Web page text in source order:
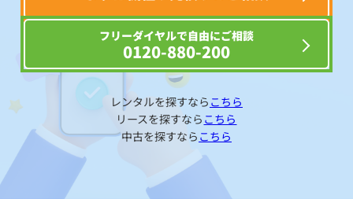
フリーダイヤルで自由にご相談
0120-880-200
レンタルを探すなら こちら
リースを探すなら こちら
中古を探すなら こちら